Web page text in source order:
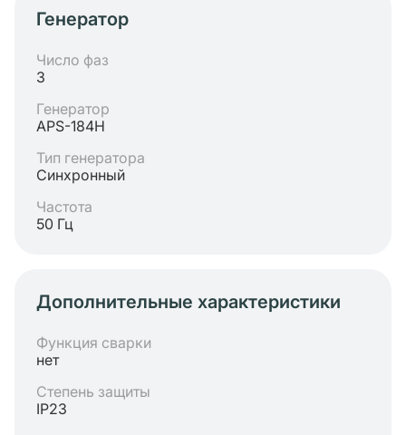
Генератор
Число фаз
3
Генератор
APS-184H
Тип генератора
Синхронный
Частота
50 Гц
Дополнительные характеристики
Функция сварки
нет
Степень защиты
IP23